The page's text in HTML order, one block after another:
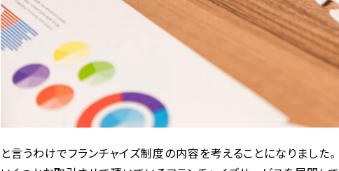
と言うわけでフランチャイズ制度の内容を考えることになりました。